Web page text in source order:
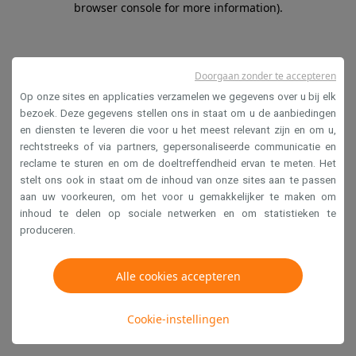
browser console for more information).
Op onze sites en applicaties verzamelen we gegevens over u bij elk
bezoek. Deze gegevens stellen ons in staat om u de aanbiedingen
en diensten te leveren die voor u het meest relevant zijn en om u,
rechtstreeks of via partners, gepersonaliseerde communicatie en
reclame te sturen en om de doeltreffendheid ervan te meten. Het
stelt ons ook in staat om de inhoud van onze sites aan te passen
aan uw voorkeuren, om het voor u gemakkelijker te maken om
inhoud te delen op sociale netwerken en om statistieken te
produceren.
Alle cookies accepteren
Cookie-instellingen
Doorgaan zonder te accepteren